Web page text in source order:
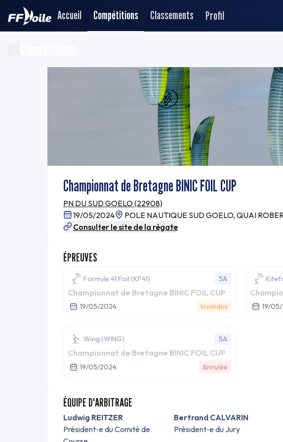
Accueil Compétitions Classements Profil
Championnat de Bretagne BINIC FOIL CUP
PN DU SUD GOELO (22908)
19/05/2024
POLE NAUTIQUE SUD GOELO, QUAI
Consulter le site de la régate
ÉPREUVES
Formule 41 Foil (KF41) 5A
Championnat de Bretagne BINIC FOIL CUP
19/05/2024 Invalidée 19/
Wing (WING) 5A
Championnat de Bretagne BINIC FOIL CUP
19/05/2024 Annulée
ÉQUIPE D'ARBITRAGE
Ludwig REITZER
Président‑e du Comité de
Bertrand CALVARIN
Président‑e du Jury